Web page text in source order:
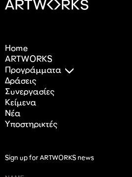
Home
ARTWORKS
Προγράμματα
Δράσεις
Συνεργασίες
Κείμενα
Nέα
Υποστηρικτές
Sign up for ARTWORKS news